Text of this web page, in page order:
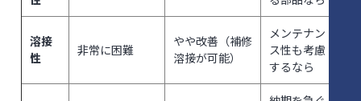
溶接
性
非常に困難
やや改善（補修
溶接が可能）
メンテナン
ス性も考慮
するなら